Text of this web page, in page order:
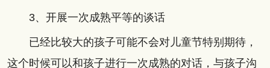
3、开展一次成熟平等的谈话
已经比较大的孩子可能不会对儿童节特别期待，
这个时候可以和孩子进行一次成熟的对话，与孩子沟